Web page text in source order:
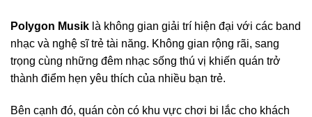
Polygon Musik là không gian giải trí hiện đại với các band
nhạc và nghệ sĩ trẻ tài năng. Không gian rộng rãi, sang
trọng cùng những đêm nhạc sống thú vị khiến quán trở
thành điểm hẹn yêu thích của nhiều bạn trẻ.
Bên cạnh đó, quán còn có khu vực chơi bi lắc cho khách